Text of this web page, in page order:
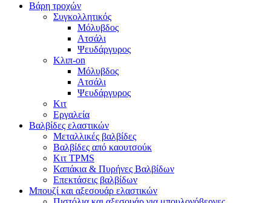
Βάρη τροχών
Συγκολλητικός
Μόλυβδος
Ατσάλι
Ψευδάργυρος
Κλιπ-on
Μόλυβδος
Ατσάλι
Ψευδάργυρος
Κιτ
Εργαλεία
Βαλβίδες ελαστικών
Μεταλλικές βαλβίδες
Βαλβίδες από καουτσούκ
Κιτ TPMS
Καπάκια & Πυρήνες Βαλβίδων
Επεκτάσεις βαλβίδων
Μπουζί και αξεσουάρ ελαστικών